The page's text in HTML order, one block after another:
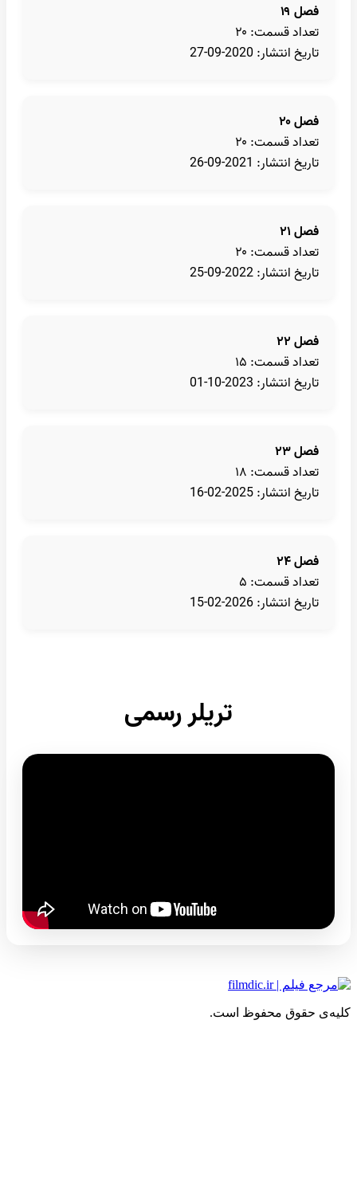
فصل ۱۹
تعداد قسمت: ۲۰
تاریخ انتشار: 2020-09-27
فصل ۲۰
تعداد قسمت: ۲۰
تاریخ انتشار: 2021-09-26
فصل ۲۱
تعداد قسمت: ۲۰
تاریخ انتشار: 2022-09-25
فصل ۲۲
تعداد قسمت: ۱۵
تاریخ انتشار: 2023-10-01
فصل ۲۳
تعداد قسمت: ۱۸
تاریخ انتشار: 2025-02-16
فصل ۲۴
تعداد قسمت: ۵
تاریخ انتشار: 2026-02-15
تریلر رسمی
حقوق محفوظ است.